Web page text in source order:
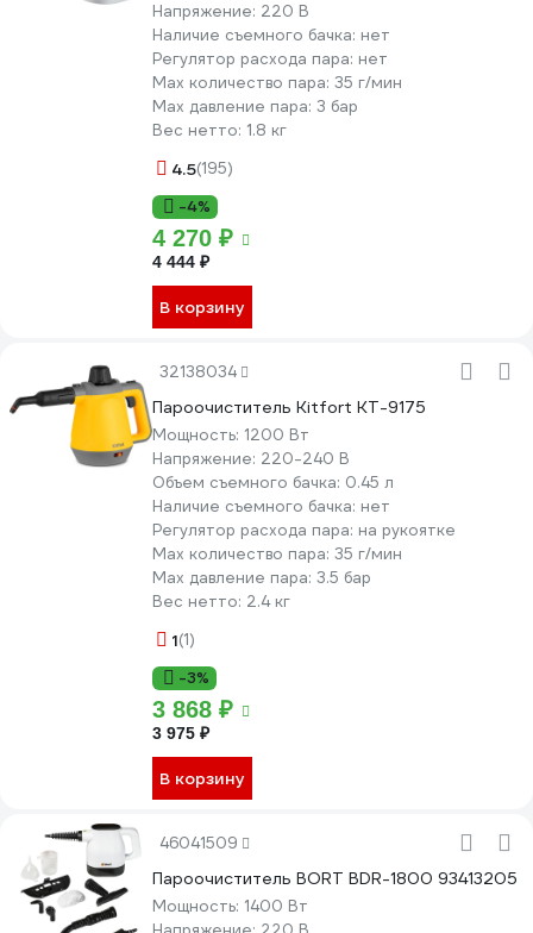
Напряжение: 220 В
Наличие съемного бачка: нет
Регулятор расхода пара: нет
Мах количество пара: 35 г/мин
Max давление пара: 3 бар
Вес нетто: 1.8 кг
4.5(195)
-4%
4 270 ₽
4 444 ₽
В корзину
32138034
Пароочиститель Kitfort КТ-9175
Мощность: 1200 Вт
Напряжение: 220-240 В
Объем съемного бачка: 0.45 л
Наличие съемного бачка: нет
Регулятор расхода пара: на рукоятке
Мах количество пара: 35 г/мин
Max давление пара: 3.5 бар
Вес нетто: 2.4 кг
1(1)
-3%
3 868 ₽
3 975 ₽
В корзину
46041509
Пароочиститель BORT BDR-1800 93413205
Мощность: 1400 Вт